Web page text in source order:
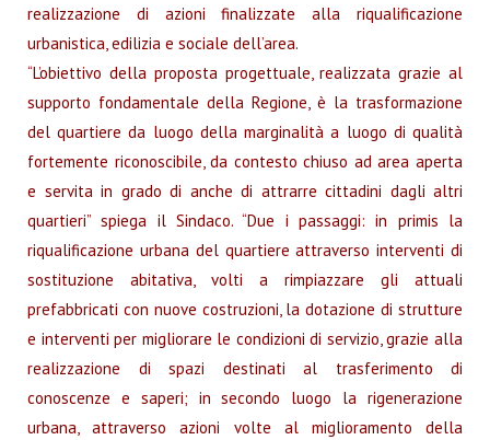
realizzazione di azioni finalizzate alla riqualificazione
urbanistica, edilizia e sociale dell’area.
“L’obiettivo della proposta progettuale, realizzata grazie al
supporto fondamentale della Regione, è la trasformazione
del quartiere da luogo della marginalità a luogo di qualità
fortemente riconoscibile, da contesto chiuso ad area aperta
e servita in grado di anche di attrarre cittadini dagli altri
quartieri” spiega il Sindaco. “Due i passaggi: in primis la
riqualificazione urbana del quartiere attraverso interventi di
sostituzione abitativa, volti a rimpiazzare gli attuali
prefabbricati con nuove costruzioni, la dotazione di strutture
e interventi per migliorare le condizioni di servizio, grazie alla
realizzazione di spazi destinati al trasferimento di
conoscenze e saperi; in secondo luogo la rigenerazione
urbana, attraverso azioni volte al miglioramento della